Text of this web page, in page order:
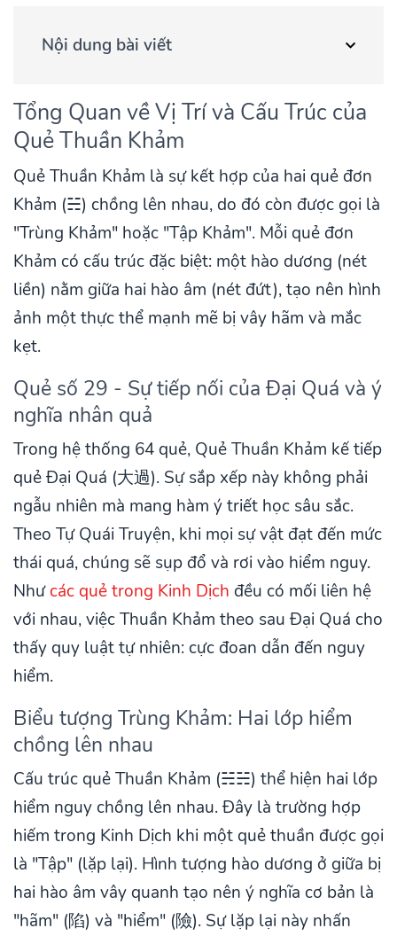
Nội dung bài viết
Tổng Quan về Vị Trí và Cấu Trúc của
Quẻ Thuần Khảm
Quẻ Thuần Khảm là sự kết hợp của hai quẻ đơn
Khảm (☵) chồng lên nhau, do đó còn được gọi là
"Trùng Khảm" hoặc "Tập Khảm". Mỗi quẻ đơn
Khảm có cấu trúc đặc biệt: một hào dương (nét
liền) nằm giữa hai hào âm (nét đứt), tạo nên hình
ảnh một thực thể mạnh mẽ bị vây hãm và mắc
kẹt.
Quẻ số 29 - Sự tiếp nối của Đại Quá và ý
nghĩa nhân quả
Trong hệ thống 64 quẻ, Quẻ Thuần Khảm kế tiếp
quẻ Đại Quá (大過). Sự sắp xếp này không phải
ngẫu nhiên mà mang hàm ý triết học sâu sắc.
Theo Tự Quái Truyện, khi mọi sự vật đạt đến mức
thái quá, chúng sẽ sụp đổ và rơi vào hiểm nguy.
Nhưcác quẻ trong Kinh Dịch đều có mối liên hệ
với nhau, việc Thuần Khảm theo sau Đại Quá cho
thấy quy luật tự nhiên: cực đoan dẫn đến nguy
hiểm.
Biểu tượng Trùng Khảm: Hai lớp hiểm
chồng lên nhau
Cấu trúc quẻ Thuần Khảm (☵☵) thể hiện hai lớp
hiểm nguy chồng lên nhau. Đây là trường hợp
hiếm trong Kinh Dịch khi một quẻ thuần được gọi
là "Tập" (lặp lại). Hình tượng hào dương ở giữa bị
hai hào âm vây quanh tạo nên ý nghĩa cơ bản là
"hãm" (陷) và "hiểm" (險). Sự lặp lại này nhấn